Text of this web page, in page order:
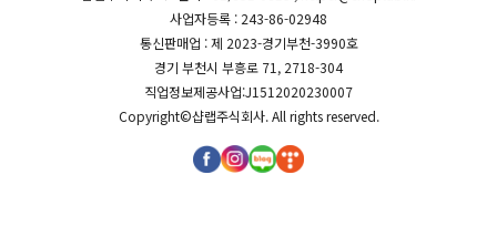
사업자등록 : 243-86-02948
통신판매업 : 제 2023-경기부천-3990호
경기 부천시 부흥로 71, 2718-304
직업정보제공사업:J1512020230007
Copyright©샵랩주식회사. All rights reserved.